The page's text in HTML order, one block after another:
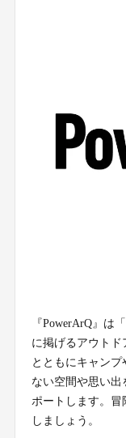
『PowerArQ』は
に掲げるアウト
とともにキャンプ
ない空間や思い
ポートします。冒
しましょう。